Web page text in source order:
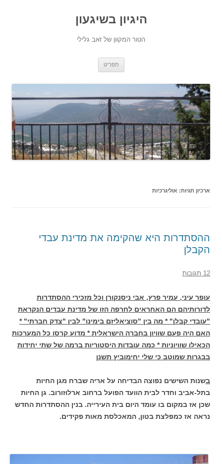
היגיון בשיגעון
הטור המקוון של זאב גלילי
תפריט
ארכיון תגיות: אוליגרכיות
ההסתדרות היא שהקימה את מדינת עבדי
הקבלן
12 תגובות
עופר עיני, עמיר פרץ, אבי ניסנקורן וכל מזכירי ההסתדרות
לדורותיהם הם האחראים לחרפה הזו של מדינת עבדים הנקראת
"עובדי קבלן" * מה בין "סוציאליזם בימינו" לבין "צדק חברתי" *
האם היה פעם שוויון בחברה הישראלית * מדוע קרסו כל המערכות
הכאילו שוויוניות * כמה עובדות היסטוריות ברמה של שתי יחידות
בבגרות שמוטב כי שלי יחימוביץ תשנן
בשנות השישים נפוצה הבדיחה על אריה שברח מגן החיות
בתל-אביב וחדר לבית הוועד הפועל ברחוב ארלוזורוב. גן החיות
שכן אז במקום בו עומד היום בית העירייה. בנין ההסתדרות החדש
נראה אז כמפלצת בטון, המאכלסת מאות פקידים.